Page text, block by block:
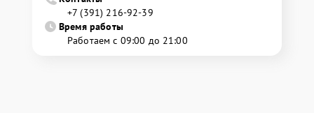
+7 (391) 216-92-39
Время работы
Работаем с 09:00 до 21:00